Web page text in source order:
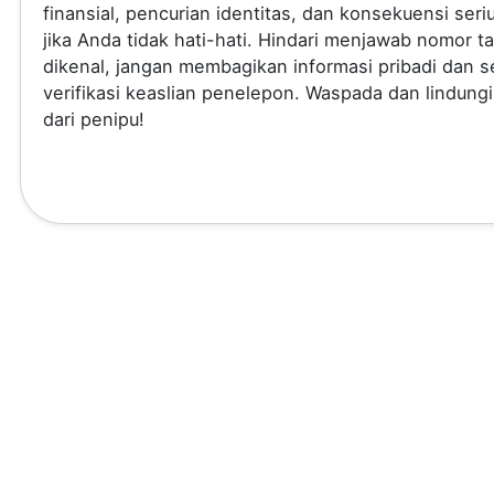
finansial, pencurian identitas, dan konsekuensi
jika Anda tidak hati-hati. Hindari menjawab nomor
dikenal, jangan membagikan informasi pribadi dan
verifikasi keaslian penelepon. Waspada dan
dari penipu!